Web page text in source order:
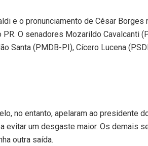
e o pronunciamento de César
PR. O senadores Mozarildo Cavalcanti
Santa (PMDB-PI), Cícero Lucena
no entanto, apelaram ao presidente
evitar um desgaste maior. Os demais
outra saída.